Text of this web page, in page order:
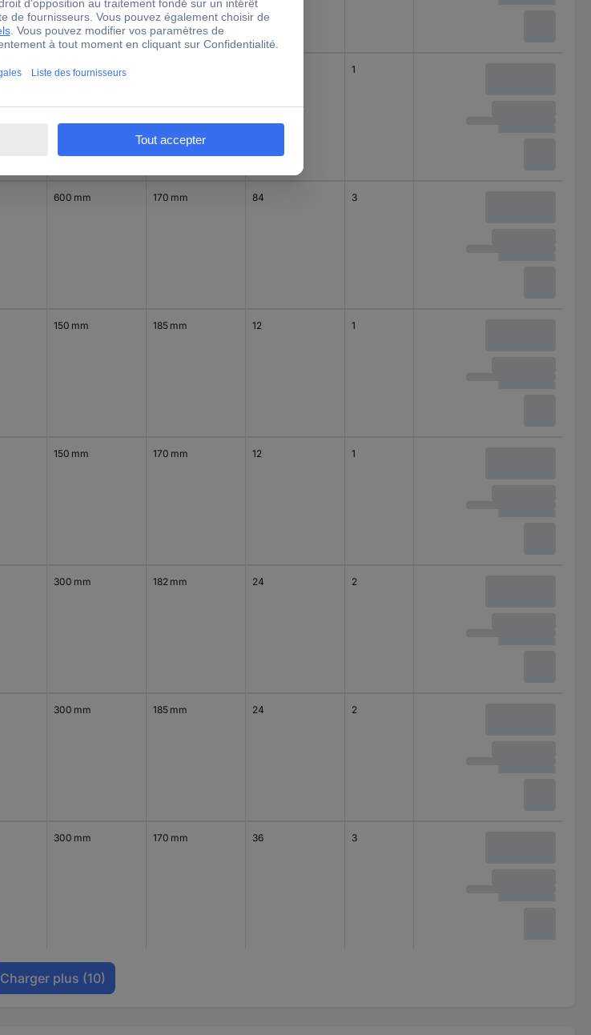
150 mm 1
600 mm 170 mm 84 3
150 mm 185 mm 12 1
150 mm 170 mm 12 1
300 mm 182 mm 24 2
300 mm 185 mm 24 2
300 mm 170 mm 36 3
Charger plus (10)